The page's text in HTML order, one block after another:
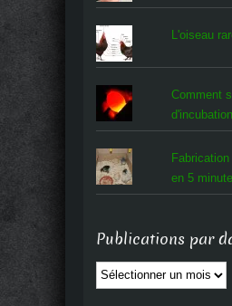
L'oiseau
Comment
en 5
Publications par
Publications
par